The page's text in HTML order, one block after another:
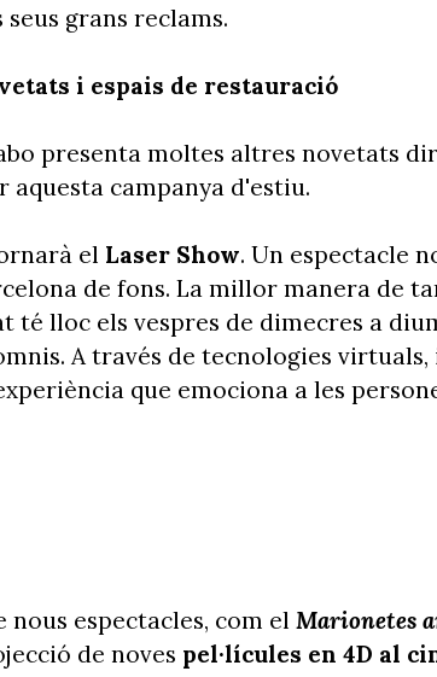
grans reclams.
i espais de restauració
presenta moltes altres novetats
aquesta campanya d'estiu.
el Laser Show. Un espectacle
de fons. La millor manera de
té lloc els vespres de dimecres a
A través de tecnologies
que emociona a les
nous espectacles, com el Marionetes
de noves pel·lícules en 4D al